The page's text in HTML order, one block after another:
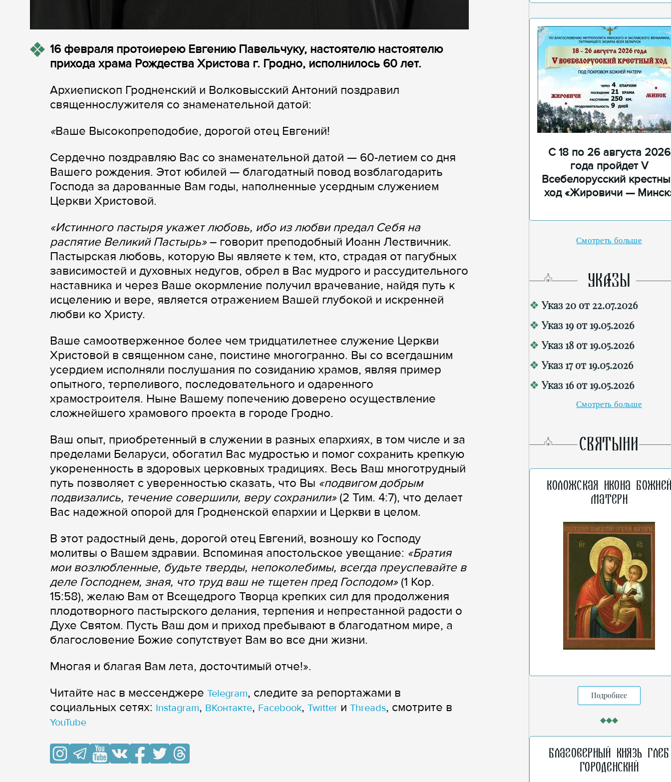
16 февраля протоиерею Евгению Павельчуку, настоятелю настоятелю
прихода храма Рождества Христова г. Гродно, исполнилось 60 лет.
Архиепископ Гродненский и Волковысский Антоний поздравил
священнослужителя со знаменательной датой:
«Ваше Высокопреподобие, дорогой отец Евгений!
Сердечно поздравляю Вас со знаменательной датой — 60-летием со дня
Вашего рождения. Этот юбилей — благодатный повод возблагодарить
Господа за дарованные Вам годы, наполненные усердным служением
Церкви Христовой.
«Истинного пастыря укажет любовь, ибо из любви предал Себя на
распятие Великий Пастырь» – говорит преподобный Иоанн Лествичник.
Пастырская любовь, которую Вы являете к тем, кто, страдая от пагубных
зависимостей и духовных недугов, обрел в Вас мудрого и рассудительного
наставника и через Ваше окормление получил врачевание, найдя путь к
исцелению и вере, является отражением Вашей глубокой и искренней
любви ко Христу.
Ваше самоотверженное более чем тридцатилетнее служение Церкви
Христовой в священном сане, поистине многогранно. Вы со всегдашним
усердием исполняли послушания по созиданию храмов, являя пример
опытного, терпеливого, последовательного и одаренного
храмостроителя. Ныне Вашему попечению доверено осуществление
сложнейшего храмового проекта в городе Гродно.
Ваш опыт, приобретенный в служении в разных епархиях, в том числе и за
пределами Беларуси, обогатил Вас мудростью и помог сохранить крепкую
укорененность в здоровых церковных традициях. Весь Ваш многотрудный
путь позволяет с уверенностью сказать, что Вы «подвигом добрым
подвизались, течение совершили, веру сохранили» (2 Тим. 4:7), что делает
Вас надежной опорой для Гродненской епархии и Церкви в целом.
В этот радостный день, дорогой отец Евгений, возношу ко Господу
молитвы о Вашем здравии. Вспоминая апостольское увещание: «Братия
мои возлюбленные, будьте тверды, непоколебимы, всегда преуспевайте в
деле Господнем, зная, что труд ваш не тщетен пред Господом» (1 Кор.
15:58), желаю Вам от Всещедрого Творца крепких сил для продолжения
плодотворного пастырского делания, терпения и непрестанной радости о
Духе Святом. Пусть Ваш дом и приход пребывают в благодатном мире, а
благословение Божие сопутствует Вам во все дни жизни.
Многая и благая Вам лета, досточтимый отче!».
Читайте нас в мессенджере Telegram, следите за репортажами в
cоциальных сетях: Instagram, ВКонтакте, Facebook, Twitter и Threads, смотрите в
YouTube
С 18 по 26 августа 2026
года пройдет V
Всебелорусский
ход «Жировичи —
Смотреть больше
УКАЗЫ
Указ 20 от 22.07.2026
Указ 19 от 19.05.2026
Указ 18 от 19.05.2026
Указ 17 от 19.05.2026
Указ 16 от 19.05.2026
Смотреть больше
СВЯТЫНИ
Коложская икона
Матери
Подробнее
Благоверный князь Глеб
Городенский